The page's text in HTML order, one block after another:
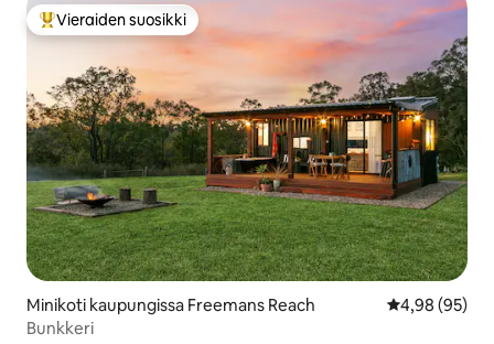
Vieraiden suosikkien parhaimmistoa
Vieraiden suosikki
Minikoti kaupungissa Freemans Reach
4,98 (95)
Bunkkeri